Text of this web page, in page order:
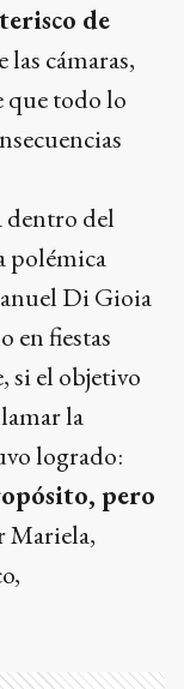
de
las cámaras,
que todo lo
dentro del
polémica
Di Gioia
en fiestas
si el objetivo
la
logrado:
pero
Mariela,